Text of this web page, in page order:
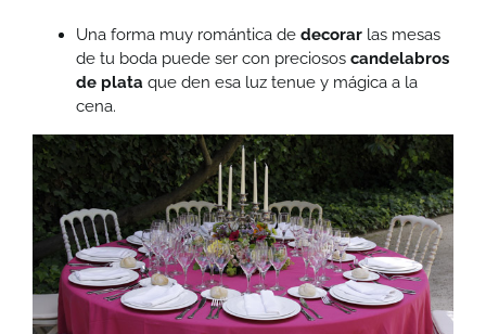
Una forma muy romántica de decorar las mesas
de tu boda puede ser con preciosos candelabros
de plata que den esa luz tenue y mágica a la
cena.